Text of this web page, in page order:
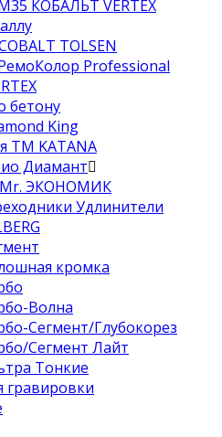
КОБАЛЬТ VERTEX
TOLSEN
Professional
бетону
King
ТМ KATANA
Диамант
Mr. ЭКОНОМИК
Удлинители
кромка
Волна
Сегмент/Глубокорез
Сегмент Лайт
Тонкие
гравировки